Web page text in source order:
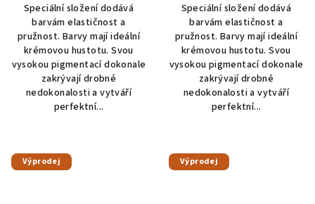
Speciální složení dodává
barvám elastičnost a
pružnost. Barvy mají ideální
krémovou hustotu. Svou
vysokou pigmentací dokonale
zakrývají drobné
nedokonalosti a vytváří
perfektní...
Speciální složení dodává
barvám elastičnost a
pružnost. Barvy mají ideální
krémovou hustotu. Svou
vysokou pigmentací dokonale
zakrývají drobné
nedokonalosti a vytváří
perfektní...
Výprodej Výprodej